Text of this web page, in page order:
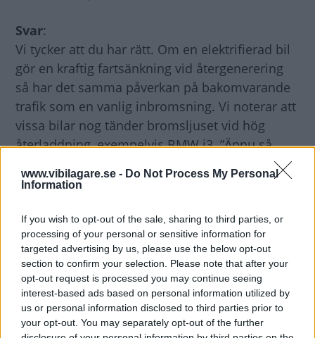
www.vibilagare.se - Do Not Process My Personal
Information
If you wish to opt-out of the sale, sharing to third parties, or
processing of your personal or sensitive information for
targeted advertising by us, please use the below opt-out
section to confirm your selection. Please note that after your
opt-out request is processed you may continue seeing
interest-based ads based on personal information utilized by
us or personal information disclosed to third parties prior to
your opt-out. You may separately opt-out of the further
Svar:
Vi tycker att du har rätt. Om en elektrifierad bil
gör en kraftig fartsänkning vid återgenerering
så har det samma påverkan på bakomvarande
trafik som en vanlig inbromsning. Vi noterar att
vissa bilar nog tänder bromsljuset vid hög
återladdning, exempelvis BMW i3. ”Ännu så
länge säger regelverket att bromsljuset ska vara
kopplat till en inbromsning via bromspedalen
teknikkonsult på Bilprovningen. Men det här
kanske måste ändras så småningom.
Erik Rönnblom, Vi Bilägare
Tillägg 11/10 2019:
FN:s ekonomiska kommission för Europa